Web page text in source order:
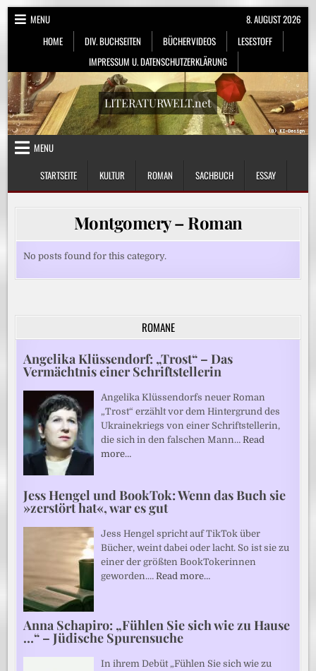
Skip
MENU
HOME
DIV. BUCHSEITEN BÜCHERVIDEOS
LESESTOFF
IMPRESSUM U. DATENSCHUTZERKLÄRUNG
8. AUGUST 2026
LITERATURWELT.net
MENU
STARTSEITE
KULTUR ROMAN SACHBUCH ESSAY
Montgomery – Roman
No posts found for this category.
ROMANE
Angelika Klüssendorf: „Trost“ – Das
Vermächtnis einer Schriftstellerin
Angelika Klüssendorfs neuer Roman
„Trost“ erzählt vor dem Hintergrund des
Ukrainekriegs von einer Schriftstellerin,
die sich in den falschen Mann…Read
more…
Jess Hengel und BookTok: Wenn das Buch sie
»zerstört hat«, war es gut
Jess Hengel spricht auf TikTok über
Bücher, weint dabei oder lacht. So ist sie zu
einer der größten BookTokerinnen
geworden.…Read more…
Anna Schapiro: „Fühlen Sie sich wie zu Hause
…“ – Jüdische Spurensuche
In ihrem Debüt „Fühlen Sie sich wie zu